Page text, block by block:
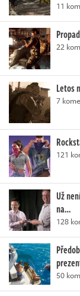
11
22
Letos
7
121
Už
na…
128
50